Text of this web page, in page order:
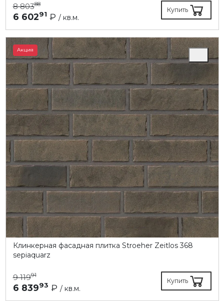
8 80388
6 60291 ₽ / кв.м.
Купить
Акция
Клинкерная фасадная плитка Stroeher Zeitlos 368
sepiaquarz
9 11991
6 83993 ₽ / кв.м.
Купить